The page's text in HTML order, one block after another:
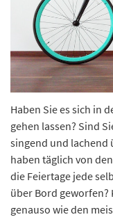
Haben Sie es sich in
gehen lassen? Sind
singend und lachend
haben täglich von
die Feiertage jede
über Bord geworfen?
genauso wie den